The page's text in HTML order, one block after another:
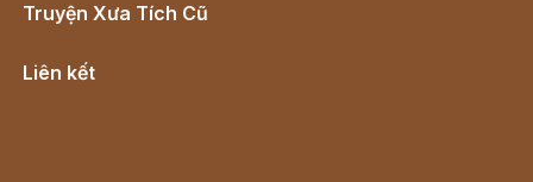
Truyện Xưa Tích Cũ
Liên kết